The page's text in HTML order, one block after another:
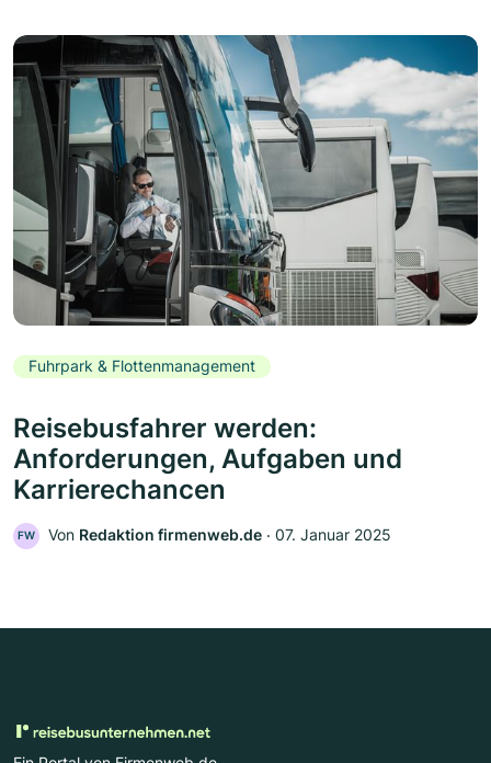
Fuhrpark & Flottenmanagement
Reisebusfahrer werden:
Anforderungen, Aufgaben und
Karrierechancen
FW Von Redaktion firmenweb.de ‧ 07. Januar 2025